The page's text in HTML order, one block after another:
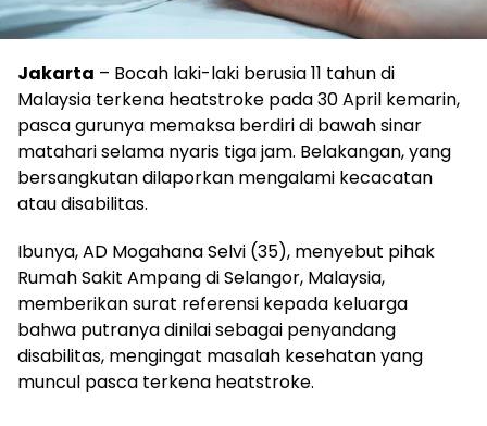
Jakarta – Bocah laki-laki berusia 11 tahun di
Malaysia terkena heatstroke pada 30 April kemarin,
pasca gurunya memaksa berdiri di bawah sinar
matahari selama nyaris tiga jam. Belakangan, yang
bersangkutan dilaporkan mengalami kecacatan
atau disabilitas.
Ibunya, AD Mogahana Selvi (35), menyebut pihak
Rumah Sakit Ampang di Selangor, Malaysia,
memberikan surat referensi kepada keluarga
bahwa putranya dinilai sebagai penyandang
disabilitas, mengingat masalah kesehatan yang
muncul pasca terkena heatstroke.